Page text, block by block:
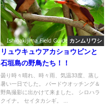
カンムリワシ
リュウキュウアカショウビンと
石垣島の野鳥たち！！
曇り時々晴れ、時々雨、気温33度、蒸し
暑い一日でした。 バードウオッチング＆
野鳥撮影に出かけて来ました。 シロハラ
クイナ。 セイタカシギ。 ...